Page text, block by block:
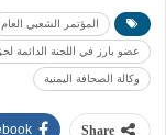
المؤتمر الشعبي العام
عضو بارز في اللجنة الدائمة
وكالة الصحافة اليمنية
Share